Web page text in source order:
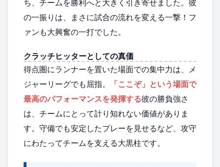
ち、チームを勝利へと大きく引き寄せました。彼
の一振りは、まさに試合の流れを変える一撃！フ
ァンも大興奮の一打でした。
クラッチヒッターとしての真価
得点圏にランナーを置いた場面での集中力は、メ
ジャーリーグでも屈指。
「ここぞ」という場面で
最高のパフォーマンスを発揮する彼の勝負強さ
は、チームにとって計り知れない価値がありま
す。守備でも安定したプレーを見せるなど、攻守
にわたってチームを支える大黒柱です。